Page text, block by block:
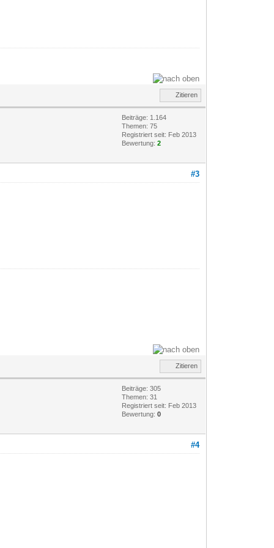
Zitieren
Beiträge: 1.164
Themen: 75
Registriert seit: Feb 2013
Bewertung:2
#3
Zitieren
Beiträge: 305
Themen: 31
Registriert seit: Feb 2013
Bewertung:0
#4